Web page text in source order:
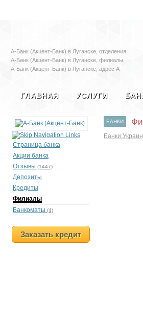
А-Банк (Акцент-Банк) в Луганске, отделения
А-Банк (Акцент-Банк) в Луганске, филиалы
А-Банк (Акцент-Банк) в Луганске, адрес А-
ГЛАВНАЯ УСЛУГИ
Страница банка
Акции банка
Отзывы (1447)
Депозиты
Кредиты
Филиалы
Банкоматы (4)
Заказать кредит
БАНКИ
Банки